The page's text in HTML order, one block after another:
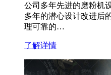
公司多年先进的磨粉机
多年的潜心设计改进后
理可靠的…
了解详情